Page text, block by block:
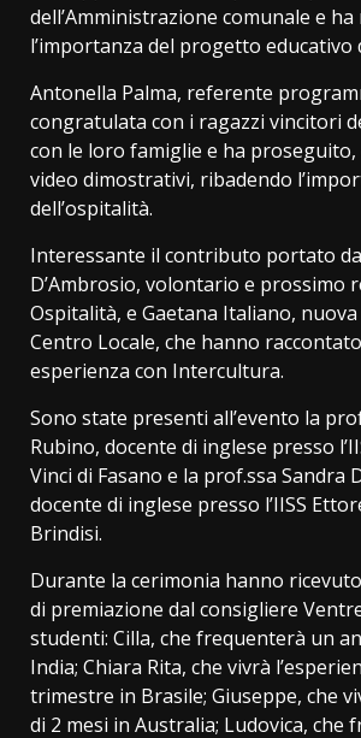
dell’Amministrazione comunale e
l’importanza del progetto
Antonella Palma, referente
congratulata con i ragazzi vincitori
con le loro famiglie e ha proseguito,
video dimostrativi, ribadendo
dell’ospitalità.
Interessante il contributo portato
D’Ambrosio, volontario e prossimo
Ospitalità, e Gaetana Italiano,
Centro Locale, che hanno
esperienza con Intercultura.
Sono state presenti all’evento la
Rubino, docente di inglese presso
Vinci di Fasano e la prof.ssa Sandra
docente di inglese presso l’IISS
Brindisi.
Durante la cerimonia hanno
di premiazione dal consigliere
studenti: Cilla, che frequenterà un
India; Chiara Rita, che vivrà
trimestre in Brasile; Giuseppe, che
di 2 mesi in Australia; Ludovica, che